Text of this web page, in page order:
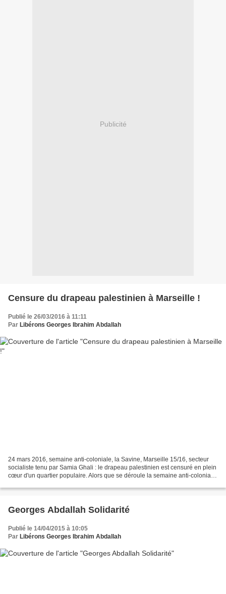
Publicité
Censure du drapeau palestinien à Marseille !
Publié le 26/03/2016 à 11:11
Par Libérons Georges Ibrahim Abdallah
24 mars 2016, semaine anti-coloniale, la Savine, Marseille 15/16, secteur
socialiste tenu par Samia Ghali : le drapeau palestinien est censuré en plein
cœur d'un quartier populaire. Alors que se déroule la semaine anti-coloniale
Georges Abdallah Solidarité
Publié le 14/04/2015 à 10:05
Par Libérons Georges Ibrahim Abdallah